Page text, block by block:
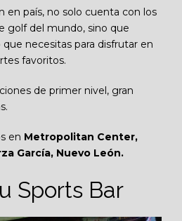
en país, no solo cuenta con los
golf del mundo, sino que
necesitas para disfrutar en
favoritos.
de primer nivel, gran
en Metropolitan Center,
García, Nuevo León.
Sports Bar